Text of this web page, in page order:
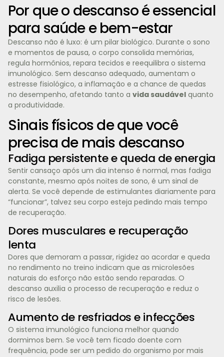
Por que o descanso é essencial
para saúde e bem-estar
Descanso não é luxo: é um pilar biológico. Durante o sono
e momentos de pausa, o corpo consolida memórias,
regula hormônios, repara tecidos e reequilibra o sistema
imunológico. Sem descanso adequado, aumentam o
estresse fisiológico, a inflamação e a chance de quedas
no desempenho, afetando tanto a vida saudável quanto
a produtividade.
Sinais físicos de que você
precisa de mais descanso
Fadiga persistente e queda de energia
Sentir cansaço após um dia intenso é normal, mas fadiga
constante, mesmo após noites de sono, é um sinal de
alerta. Se você depende de estimulantes diariamente para
“funcionar”, talvez seu corpo esteja pedindo mais tempo
de recuperação.
Dores musculares e recuperação
lenta
Dores que demoram a passar, rigidez ao acordar e queda
no rendimento no treino indicam que as microlesões
naturais do esforço não estão sendo reparadas. O
descanso auxilia o processo de recuperação e reduz o
risco de lesões.
Aumento de resfriados e infecções
O sistema imunológico funciona melhor quando
dormimos bem. Se você tem ficado doente com
frequência, pode ser um pedido do organismo por mais